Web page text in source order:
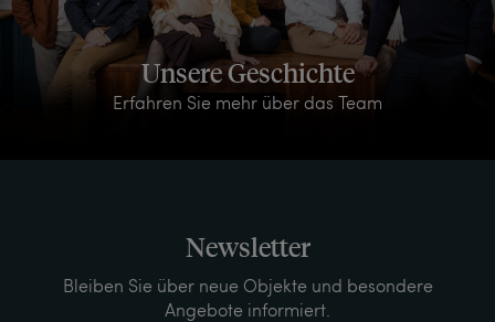
Unsere Geschichte
Erfahren Sie mehr über das Team
Newsletter
Bleiben Sie über neue Objekte und besondere
Angebote informiert.